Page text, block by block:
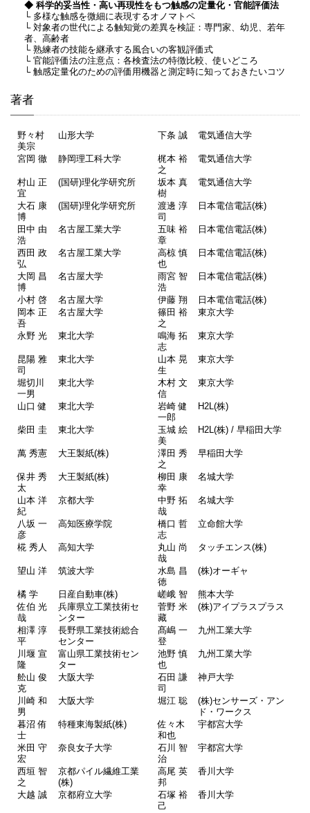
◆ 科学的妥当性・高い再現性をもつ触感の定量化・官能評価法
└ 多様な触感を微細に表現するオノマトペ
└ 対象者の世代による触知覚の差異を検証：専門家、幼児、若年
者、高齢者
└ 熟練者の技能を継承する風合いの客観評価式
└ 官能評価法の注意点：各検査法の特徴比較、使いどころ
└ 触感定量化のための評価用機器と測定時に知っておきたいコツ
著者
野々村
美宗
山形大学 下条 誠 電気通信大学
宮岡 徹 静岡理工科大学
梶本 裕
之
電気通信大学
村山 正
宜
(国研)理化学研究所
坂本 真
樹
電気通信大学
大石 康
博
(国研)理化学研究所
渡邊 淳
司
日本電信電話(株)
田中 由
浩
名古屋工業大学
五味 裕
章
日本電信電話(株)
西田 政
弘
名古屋工業大学
高椋 慎
也
日本電信電話(株)
大岡 昌
博
名古屋大学
雨宮 智
浩
日本電信電話(株)
小村 啓 名古屋大学 伊藤 翔
日本電信電話(株)
岡本 正
吾
名古屋大学
篠田 裕
之
東京大学
永野 光 東北大学
鳴海 拓
志
東京大学
昆陽 雅
司
東北大学
山本 晃
生
東京大学
堀切川
一男
東北大学
木村 文
信
東京大学
山口 健 東北大学
岩崎 健
一郎
H2L(株)
柴田 圭 東北大学
玉城 絵
美
H2L(株) / 早稲田大学
萬 秀憲 大王製紙(株)
澤田 秀
之
早稲田大学
保井 秀
太
大王製紙(株)
柳田 康
幸
名城大学
山本 洋
紀
京都大学
中野 拓
哉
名城大学
八坂 一
彦
高知医療学院
橋口 哲
志
立命館大学
椛 秀人 高知大学
丸山 尚
哉
タッチエンス(株)
望山 洋 筑波大学
水島 昌
徳
(株)オーギャ
橘 学 日産自動車(株) 嵯峨 智
熊本大学
佐伯 光
哉
兵庫県立工業技術セ
ンター
菅野 米
藏
(株)アイプラスプラス
相澤 淳
平
長野県工業技術総合
センター
髙嶋 一
登
九州工業大学
川堰 宣
隆
富山県工業技術セン
ター
池野 慎
也
九州工業大学
舩山 俊
克
大阪大学
石田 謙
司
神戸大学
川崎 和
男
大阪大学 堀江 聡
(株)センサーズ・アン
ド・ワークス
暮沼 侑
士
特種東海製紙(株)
佐々木
和也
宇都宮大学
米田 守
宏
奈良女子大学
石川 智
治
宇都宮大学
西垣 智
之
京都パイル繊維工業
(株)
高尾 英
邦
香川大学
大越 誠 京都府立大学
石塚 裕
己
香川大学